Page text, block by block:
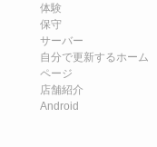
体験
保守
サーバー
自分で更新するホーム
ページ
店舗紹介
Android